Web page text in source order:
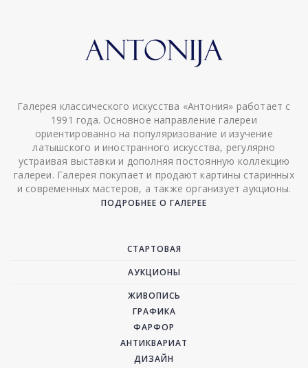
Галерея классического искусства «Антония» работает с
1991 года. Основное направление галереи
ориентированно на популяризование и изучение
латышского и иностранного искусства, регулярно
устраивая выставки и дополняя постоянную коллекцию
галереи. Галерея покупает и продают картины старинных
и современных мастеров, а также организует аукционы.
ПОДРОБНЕЕ О ГАЛЕРЕЕ
СТАРТОВАЯ
АУКЦИОНЫ
ЖИВОПИСЬ
ГРАФИКА
ФАРФОР
АНТИКВАРИАТ
ДИЗАЙН